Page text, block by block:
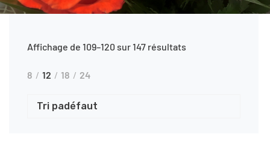
Affichage de 109–120 sur 147 résultats
8 12 18 24